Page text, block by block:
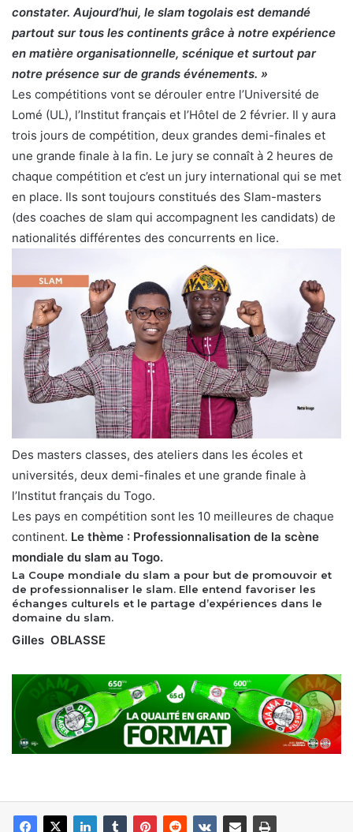
constater. Aujourd’hui, le slam togolais est demandé
partout sur tous les continents grâce à notre expérience
en matière organisationnelle, scénique et surtout par
notre présence sur de grands événements. »
Les compétitions vont se dérouler entre l’Université de
Lomé (UL), l’Institut français et l’Hôtel de 2 février. Il y aura
trois jours de compétition, deux grandes demi-finales et
une grande finale à la fin. Le jury se connaît à 2 heures de
chaque compétition et c’est un jury international qui se met
en place. Ils sont toujours constitués des Slam-masters
(des coaches de slam qui accompagnent les candidats) de
nationalités différentes des concurrents en lice.
Des masters classes, des ateliers dans les écoles et
universités, deux demi-finales et une grande finale à
l’Institut français du Togo.
Les pays en compétition sont les 10 meilleures de chaque
continent. Le thème : Professionnalisation de la scène
mondiale du slam au Togo.
La Coupe mondiale du slam a pour but de promouvoir et
de professionnaliser le slam. Elle entend favoriser les
échanges culturels et le partage d’expériences dans le
domaine du slam.
Gilles OBLASSE